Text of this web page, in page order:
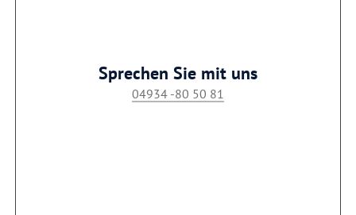
Sprechen Sie mit uns
04934 -80 50 81